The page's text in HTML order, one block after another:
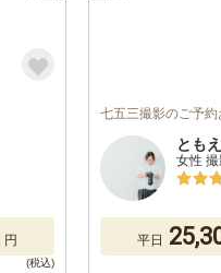
円
七五三撮影のご予
ともえ
女性
平日